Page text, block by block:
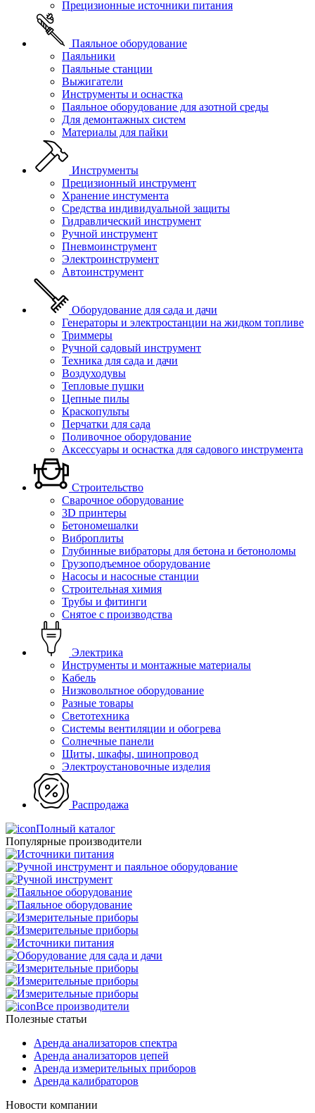
Прецизионные источники питания
Паяльное оборудование
Паяльники
Паяльные станции
Выжигатели
Инструменты и оснастка
Паяльное оборудование для азотной среды
Для демонтажных систем
Материалы для пайки
Инструменты
Прецизионный инструмент
Хранение инстумента
Средства индивидуальной защиты
Гидравлический инструмент
Ручной инструмент
Пневмоинструмент
Электроинструмент
Автоинструмент
Оборудование для сада и дачи
Генераторы и электростанции на жидком топливе
Триммеры
Ручной садовый инструмент
Техника для сада и дачи
Воздуходувы
Тепловые пушки
Цепные пилы
Краскопульты
Перчатки для сада
Поливочное оборудование
Аксессуары и оснастка для садового инструмента
Строительство
Сварочное оборудование
3D принтеры
Бетономешалки
Виброплиты
Глубинные вибраторы для бетона и бетоноломы
Грузоподъемное оборудование
Насосы и насосные станции
Строительная химия
Трубы и фитинги
Снятое с производства
Электрика
Инструменты и монтажные материалы
Кабель
Низковольтное оборудование
Разные товары
Светотехника
Системы вентиляции и обогрева
Солнечные панели
Щиты, шкафы, шинопровод
Электроустановочные изделия
Распродажа
Полный каталог
Популярные производители
Все производители
Полезные статьи
Аренда анализаторов спектра
Аренда анализаторов цепей
Аренда измерительных приборов
Аренда калибраторов
Новости компании